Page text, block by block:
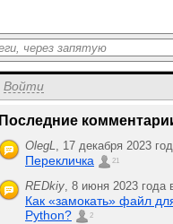
Войти
Последние
OlegL, 17 декабря 2023
Перекличка 21
REDkiy, 8 июня 2023 года
Как «замокать» файл
Python?
2